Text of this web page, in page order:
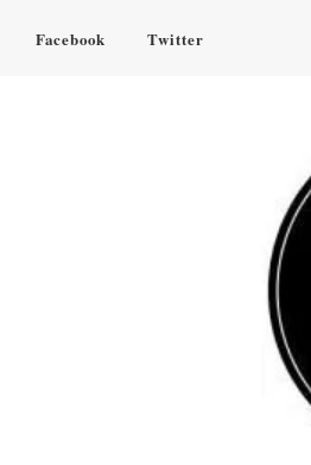
Facebook Twitter